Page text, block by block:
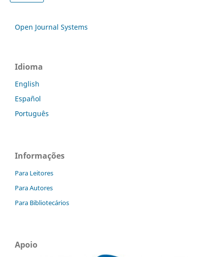
Open Journal Systems
Idioma
English
Español
Português
Informações
Para Leitores
Para Autores
Para Bibliotecários
Apoio